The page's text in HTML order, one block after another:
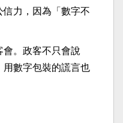
力，因為「數字不
。政客不只會說
用數字包裝的謊言也